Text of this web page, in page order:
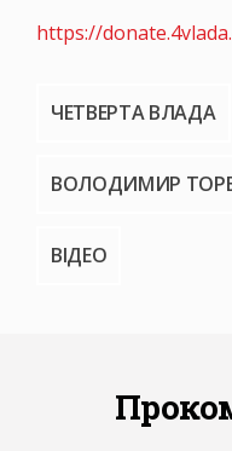
https://
ЧЕТВЕРТА ВЛАДА
ВОЛОДИМИР
ВІДЕО